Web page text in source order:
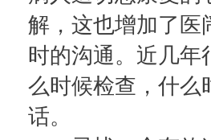
解，这也增加了医
时的沟通。近几
么时候检查，什么
话。